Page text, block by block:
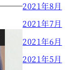
2021年8月
2021年7月
2021年6月
2021年5月